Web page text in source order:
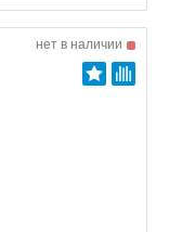
нет в наличии